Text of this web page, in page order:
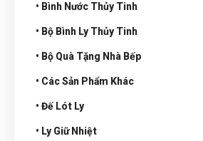
• Bình Nước Thủy Tinh
• Bộ Bình Ly Thủy Tinh
• Bộ Quà Tặng Nhà Bếp
• Các Sản Phẩm Khác
• Đế Lót Ly
• Ly Giữ Nhiệt